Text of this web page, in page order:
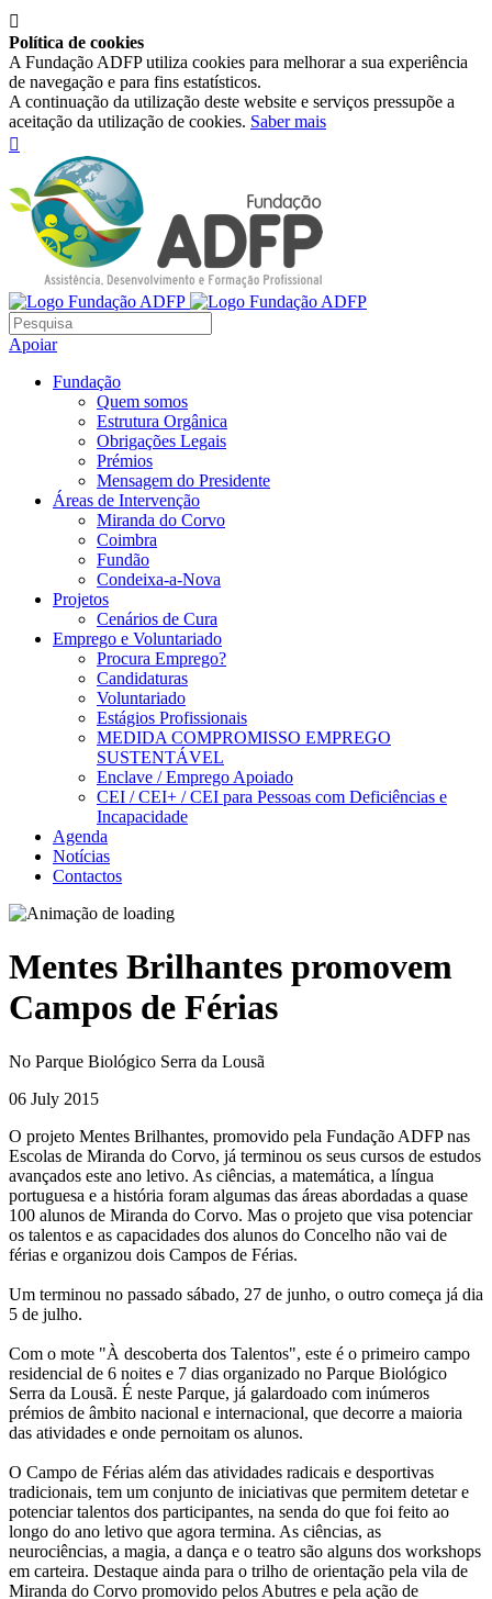

Política de cookies
A Fundação ADFP utiliza cookies para melhorar a sua experiência
de navegação e para fins estatísticos.
A continuação da utilização deste website e serviços pressupõe a
aceitação da utilização de cookies. Saber mais

Apoiar
Fundação
Quem somos
Estrutura Orgânica
Obrigações Legais
Prémios
Mensagem do Presidente
Áreas de Intervenção
Miranda do Corvo
Coimbra
Fundão
Condeixa-a-Nova
Projetos
Cenários de Cura
Emprego e Voluntariado
Procura Emprego?
Candidaturas
Voluntariado
Estágios Profissionais
MEDIDA COMPROMISSO EMPREGO
SUSTENTÁVEL
Enclave / Emprego Apoiado
CEI / CEI+ / CEI para Pessoas com Deficiências e
Incapacidade
Agenda
Notícias
Contactos
Mentes Brilhantes promovem
Campos de Férias
No Parque Biológico Serra da Lousã
06 July 2015
O projeto Mentes Brilhantes, promovido pela Fundação ADFP nas
Escolas de Miranda do Corvo, já terminou os seus cursos de estudos
avançados este ano letivo. As ciências, a matemática, a língua
portuguesa e a história foram algumas das áreas abordadas a quase
100 alunos de Miranda do Corvo. Mas o projeto que visa potenciar
os talentos e as capacidades dos alunos do Concelho não vai de
férias e organizou dois Campos de Férias.
Um terminou no passado sábado, 27 de junho, o outro começa já dia
5 de julho.
Com o mote "À descoberta dos Talentos", este é o primeiro campo
residencial de 6 noites e 7 dias organizado no Parque Biológico
Serra da Lousã. É neste Parque, já galardoado com inúmeros
prémios de âmbito nacional e internacional, que decorre a maioria
das atividades e onde pernoitam os alunos.
O Campo de Férias além das atividades radicais e desportivas
tradicionais, tem um conjunto de iniciativas que permitem detetar e
potenciar talentos dos participantes, na senda do que foi feito ao
longo do ano letivo que agora termina. As ciências, as
neurociências, a magia, a dança e o teatro são alguns dos workshops
em carteira. Destaque ainda para o trilho de orientação pela vila de
Miranda do Corvo promovido pelos Abutres e pela ação de